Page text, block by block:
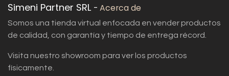
Simeni Partner SRL - Acerca de
Somos una tienda virtual enfocada en vender productos
de calidad, con garantía y tiempo de entrega récord.
Visita nuestro showroom para ver los productos
físicamente.